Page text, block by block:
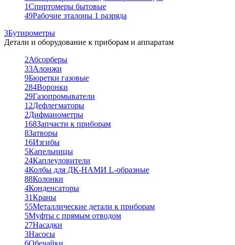
1Спиртомеры бытовые
49Рабочие эталоны 1 разряда
3Бутирометры
Детали и оборудование к приборам и аппаратам
2Абсорберы
33Алонжи
9Бюретки газовые
284Воронки
29Газопромыватели
12Дефлегматоры
2Дифманометры
168Запчасти к приборам
8Затворы
16Изгибы
5Капельницы
24Каплеуловители
4Колбы для ДК-НАМИ L-образные
88Колонки
4Конденсаторы
31Краны
55Металлические детали к приборам
5Муфты с прямым отводом
27Насадки
3Насосы
6Обечайки